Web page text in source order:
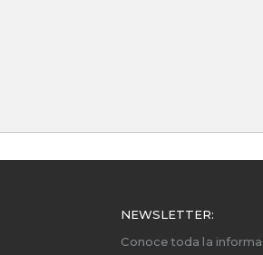
NEWSLETTER:
Conoce toda la